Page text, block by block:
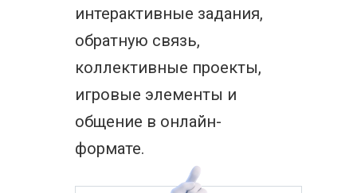
интерактивные задания,
обратную связь,
коллективные проекты,
игровые элементы и
общение в онлайн-
формате.